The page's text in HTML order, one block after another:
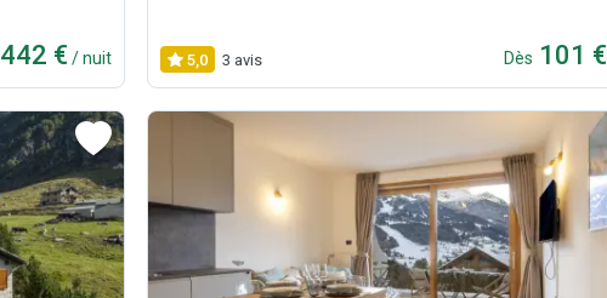
442 € / nuit 5,0 3 avis Dès 101 €